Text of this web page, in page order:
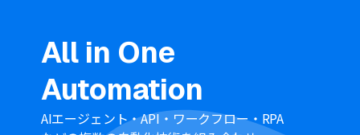
な情報を抽出しkintoneのどのフィールドに紐付けるか
を、ユーザーの要件に合わせて柔軟に設定できます。
kintoneの「レコードを追加する」オペレーションでは、
メールから抽出した動的なデータだけでなく、あらかじ
め設定した固定値を特定のフィールドに登録したり、前段
のオペレーションで取得した情報を自由に組み合わせて
All in One
Automation
AIエージェント・API・ワークフロー・RPA